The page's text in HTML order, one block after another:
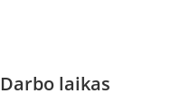
Darbo laikas